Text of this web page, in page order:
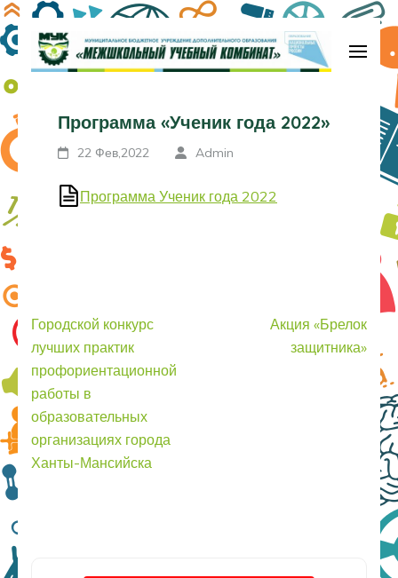
Перейти
к
содержимому
Enter)комбинат»
Программа «Ученик года 2022»
22 Фев,2022 Admin
Программа Ученик года 2022
Навигация
по
записям
Городской конкурс
лучших практик
профориентационной
работы в
образовательных
организациях города
Ханты-Мансийска
Акция «Брелок
защитника»